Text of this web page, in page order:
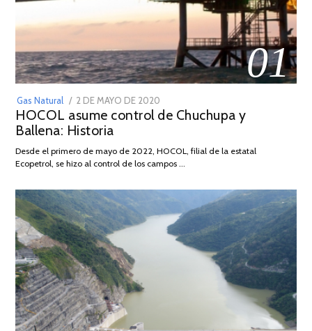
01
Gas Natural
POSTED
ON
2 DE MAYO DE 2020
DE
2026
HOCOL asume control de Chuchupa y
Ballena: Historia
Desde el primero de mayo de 2022, HOCOL, filial de la estatal
Ecopetrol, se hizo al control de los campos …